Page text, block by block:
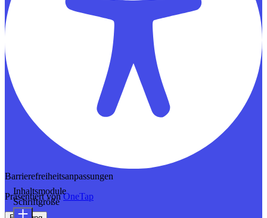
Barrierefreiheitsanpassungen
Präsentiert vonOneTap
Inhaltsmodule
Schriftgröße